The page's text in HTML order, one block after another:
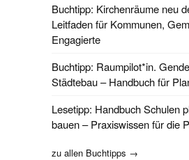
Buchtipp: Kirchenräume neu
Leitfaden für Kommunen,
Engagierte
Buchtipp: Raumpilot*in.
Städtebau – Handbuch für
Lesetipp: Handbuch Schulen
bauen – Praxiswissen für die
zu allen Buchtipps →